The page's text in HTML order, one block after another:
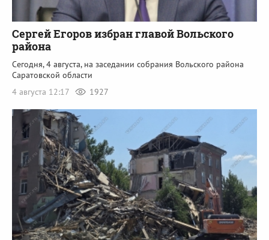
Сергей Егоров избран главой Вольского
района
Сегодня, 4 августа, на заседании собрания Вольского района
Саратовской области
4 августа 12:17
1927